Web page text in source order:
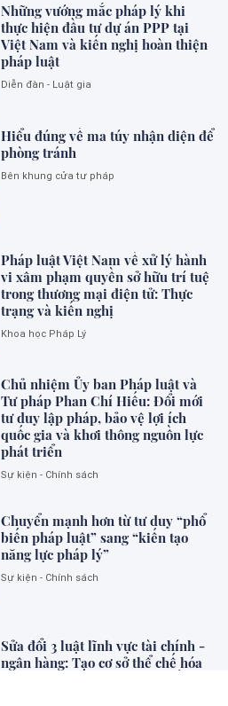
Những vướng mắc pháp lý khi
thực hiện đầu tư dự án PPP tại
Việt Nam và kiến nghị hoàn thiện
pháp luật
Diễn đàn - Luật gia
Hiểu đúng về ma túy nhận diện để
phòng tránh
Bên khung cửa tư pháp
Pháp luật Việt Nam về xử lý hành
vi xâm phạm quyền sở hữu trí tuệ
trong thương mại điện tử: Thực
trạng và kiến nghị
Khoa học Pháp Lý
Chủ nhiệm Ủy ban Pháp luật và
Tư pháp Phan Chí Hiếu: Đổi mới
tư duy lập pháp, bảo vệ lợi ích
quốc gia và khơi thông nguồn lực
phát triển
Sự kiện - Chính sách
Chuyển mạnh hơn từ tư duy “phổ
biến pháp luật” sang “kiến tạo
năng lực pháp lý”
Sự kiện - Chính sách
Sửa đổi 3 luật lĩnh vực tài chính -
ngân hàng: Tạo cơ sở thể chế hóa